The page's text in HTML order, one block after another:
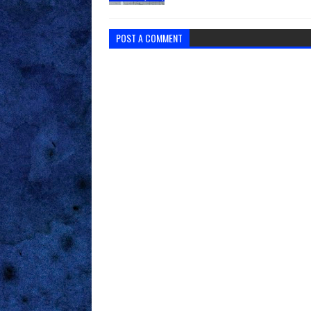
POST A COMMENT